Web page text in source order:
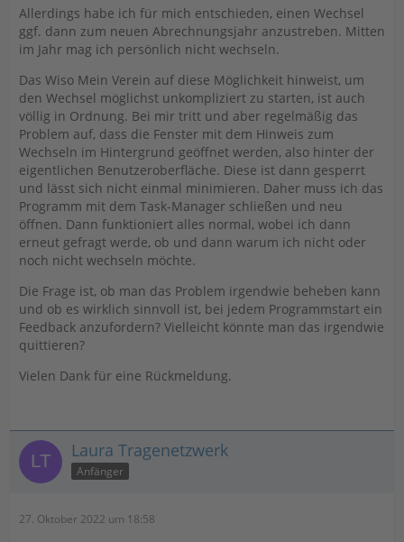
Allerdings habe ich für mich entschieden, einen Wechsel
ggf. dann zum neuen Abrechnungsjahr anzustreben. Mitten
im Jahr mag ich persönlich nicht wechseln.
Das Wiso Mein Verein auf diese Möglichkeit hinweist, um
den Wechsel möglichst unkompliziert zu starten, ist auch
völlig in Ordnung. Bei mir tritt und aber regelmäßig das
Problem auf, dass die Fenster mit dem Hinweis zum
Wechseln im Hintergrund geöffnet werden, also hinter der
eigentlichen Benutzeroberfläche. Diese ist dann gesperrt
und lässt sich nicht einmal minimieren. Daher muss ich das
Programm mit dem Task-Manager schließen und neu
öffnen. Dann funktioniert alles normal, wobei ich dann
erneut gefragt werde, ob und dann warum ich nicht oder
noch nicht wechseln möchte.
Die Frage ist, ob man das Problem irgendwie beheben kann
und ob es wirklich sinnvoll ist, bei jedem Programmstart ein
Feedback anzufordern? Vielleicht könnte man das irgendwie
quittieren?
Vielen Dank für eine Rückmeldung.
Laura Tragenetzwerk
Anfänger
27. Oktober 2022 um 18:58